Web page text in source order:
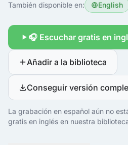
También disponible en: English
🎧 Escuchar gratis en
Añadir a la biblioteca
Conseguir versión
La grabación en español aún no
gratis en inglés en nuestra